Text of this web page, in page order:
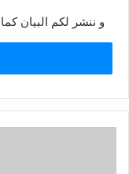
و ننشر لكم البيان
الجمهورية العربية
مكتب الجالية